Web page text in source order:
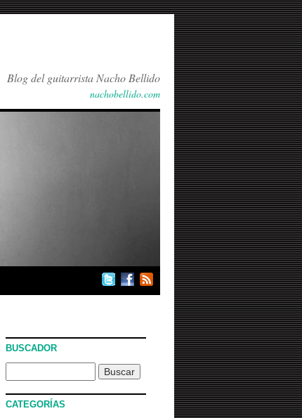
Blog del guitarrista Nacho Bellido
nachobellido.com
BUSCADOR
CATEGORÍAS